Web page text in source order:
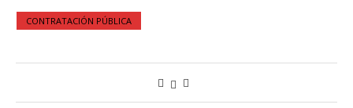
CONTRATACIÓN PÚBLICA